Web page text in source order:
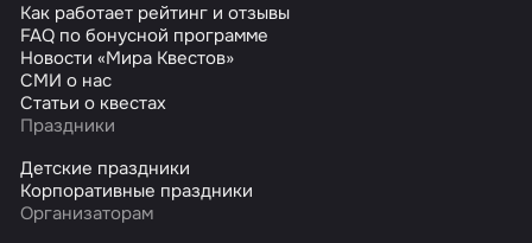
Как работает рейтинг и отзывы
FAQ по бонусной программе
Новости «Мира Квестов»
СМИ о нас
Статьи о квестах
Праздники
Детские праздники
Корпоративные праздники
Организаторам